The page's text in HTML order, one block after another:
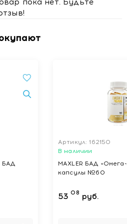
компонентов продукта.
продукта лицам моложе
пока нет. Будьте
БАД
Артикул: 162150
В наличии
MAXLER БАД
капсулы №60
53 08 руб.